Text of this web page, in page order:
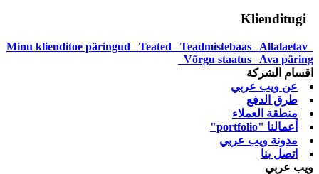
Teated Teadmistebaas
Allalaetav
Võrgu staatus
Ava päring
اقسام الشركة
عن ويب عربي
طرق الدفع
منطقة العملاء
أعمالنا "portfolio"
مدونة ويب عربي
اتصل بنا
ويب عربي